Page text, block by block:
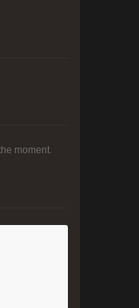
moment.